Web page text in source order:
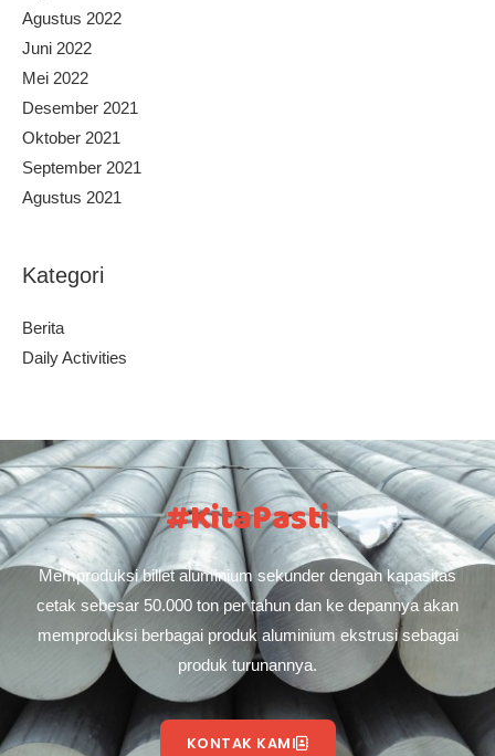
Agustus 2022
Juni 2022
Mei 2022
Desember 2021
Oktober 2021
September 2021
Agustus 2021
Kategori
Berita
Daily Activities
#KitaPasti
Memproduksi billet aluminium sekunder dengan kapasitas
cetak sebesar 50.000 ton per tahun dan ke depannya akan
memproduksi berbagai produk aluminium ekstrusi sebagai
produk turunannya.
KONTAK KAMI